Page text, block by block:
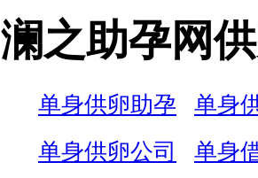
澜之助孕网
单身供卵助孕 单身
单身供卵公司
单身